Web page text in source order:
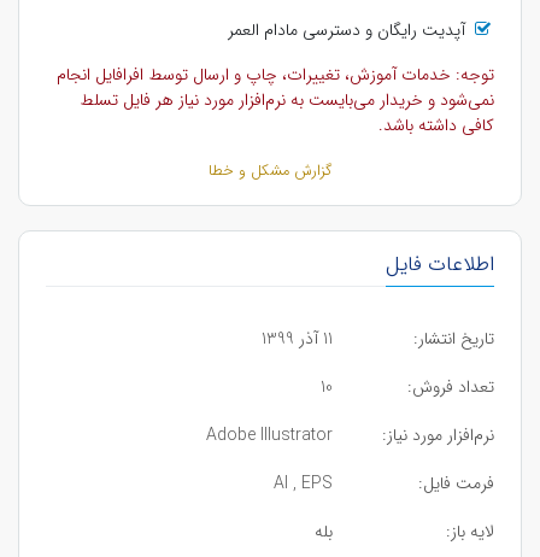
آپدیت رایگان و دسترسی مادام العمر
توجه: خدمات آموزش، تغییرات، چاپ و ارسال توسط افرافایل انجام
نمی‌شود و خریدار می‌بایست به نرم‌افزار مورد نیاز هر فایل تسلط
کافی داشته باشد.
گزارش مشکل و خطا
اطلاعات فایل
تاریخ انتشار:
11 آذر 1399
تعداد فروش:
10
نرم‌افزار مورد نیاز:
Adobe Illustrator
فرمت فایل:
AI , EPS
لایه باز:
بله